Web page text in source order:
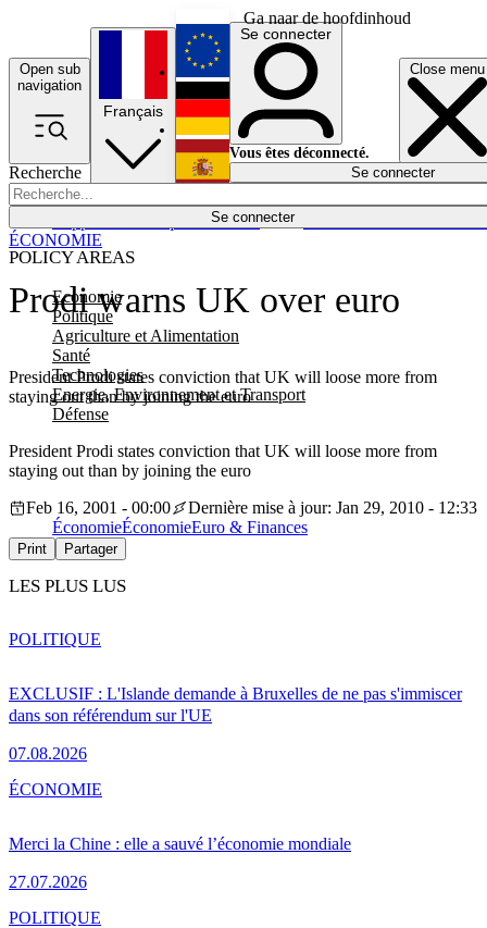
Ga naar de hoofdinhoud
Open sub
navigation
Close menu
Recherche
Se connecter
POLICY AREAS
Economie
Politique
Agriculture et Alimentation
Santé
Technologies
Energie, Environnement et Transport
Défense
Économie
Français
English
Deutsch
Español
Se connecter
Vous êtes déconnecté.
Se connecter
Prodi warns UK over euro
President Prodi states conviction that UK will loose more from
staying out than by joining the euro
ÉCONOMIE
President Prodi states conviction that UK will loose more from
staying out than by joining the euro
Feb 16, 2001 - 00:00
Dernière mise à jour: Jan 29, 2010 - 12:33
ÉconomieÉconomieEuro & Finances
Print Partager
LES PLUS LUS
EXCLUSIF : L'Islande demande à Bruxelles de ne pas s'immiscer
dans son référendum sur l'UE
07.08.2026
POLITIQUE
Merci la Chine : elle a sauvé l’économie mondiale
27.07.2026
ÉCONOMIE
POLITIQUE